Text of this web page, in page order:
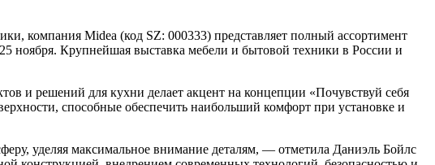
компания Midea (код SZ: 000333) представляет полный ассортимент
ноября. Крупнейшая выставка мебели и бытовой техники в России и
и решений для кухни делает акцент на концепции «Почувствуй себя
способные обеспечить наибольший комфорт при установке и
уделяя максимальное внимание деталям, — отметила Даниэль Бойлс